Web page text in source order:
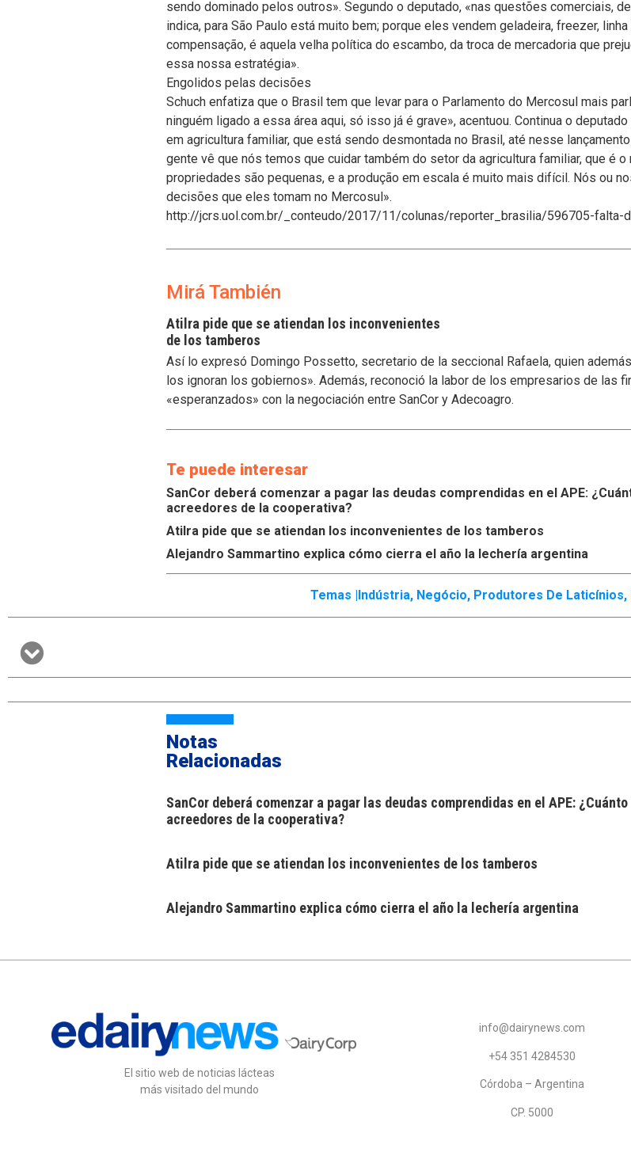
sendo dominado pelos outros». Segundo o deputado, «nas questões comerciais,
indica, para São Paulo está muito bem; porque eles vendem geladeira, freezer,
compensação, é aquela velha política do escambo, da troca de mercadoria que
essa nossa estratégia».
Engolidos pelas decisões
Schuch enfatiza que o Brasil tem que levar para o Parlamento do Mercosul mais
ninguém ligado a essa área aqui, só isso já é grave», acentuou. Continua o
em agricultura familiar, que está sendo desmontada no Brasil, até nesse
gente vê que nós temos que cuidar também do setor da agricultura familiar, que é
propriedades são pequenas, e a produção em escala é muito mais difícil. Nós ou
decisões que eles tomam no Mercosul».
http://jcrs.uol.com.br/_conteudo/2017/11/colunas/reporter_brasilia/596705-falta-
Mirá También
Atilra pide que se atiendan los inconvenientes
de los tamberos
Así lo expresó Domingo Possetto, secretario de la seccional Rafaela, quien
los ignoran los gobiernos». Además, reconoció la labor de los empresarios de las
«esperanzados» con la negociación entre SanCor y Adecoagro.
Te puede interesar
SanCor deberá comenzar a pagar las deudas comprendidas en el APE:
acreedores de la cooperativa?
Atilra pide que se atiendan los inconvenientes de los tamberos
Alejandro Sammartino explica cómo cierra el año la lechería argentina
Temas | Indústria, Negócio, Produtores De Laticínios,
Notas
Relacionadas
SanCor deberá comenzar a pagar las deudas comprendidas en el APE:
acreedores de la cooperativa?
Atilra pide que se atiendan los inconvenientes de los tamberos
Alejandro Sammartino explica cómo cierra el año la lechería argentina
El sitio web de noticias lácteas
más visitado del mundo
info@dairynews.com
+54 351 4284530
Córdoba – Argentina
CP. 5000